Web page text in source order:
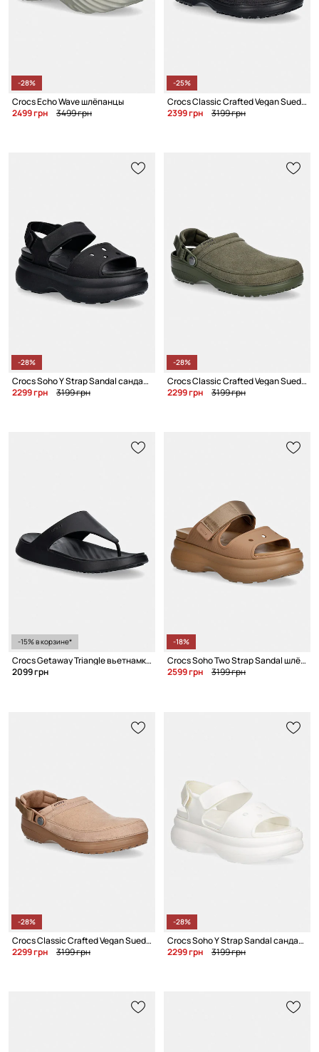
-28%
Crocs Echo Wave шлёпанцы
2499 грн
3499 грн
-25%
Crocs Classic Crafted Vegan Suede Cg шлёпанцы
2399 грн
3199 грн
-28%
Crocs Soho Y Strap Sandal сандалии для женщин
2299 грн
3199 грн
-28%
Crocs Classic Crafted Vegan Suede Cg шлёпанцы для мужчин
2299 грн
3199 грн
-15% в корзине*
Crocs Getaway Triangle вьетнамки для женщин
2099 грн
-18%
Crocs Soho Two Strap Sandal шлёпанцы для женщин
2599 грн
3199 грн
-28%
Crocs Classic Crafted Vegan Suede Cg шлёпанцы
2299 грн
3199 грн
-28%
Crocs Soho Y Strap Sandal сандалии для женщин
2299 грн
3199 грн